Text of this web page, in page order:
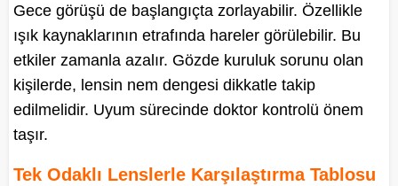
Gece görüşü de başlangıçta zorlayabilir. Özellikle
ışık kaynaklarının etrafında hareler görülebilir. Bu
etkiler zamanla azalır. Gözde kuruluk sorunu olan
kişilerde, lensin nem dengesi dikkatle takip
edilmelidir. Uyum sürecinde doktor kontrolü önem
taşır.
Tek Odaklı Lenslerle Karşılaştırma Tablosu